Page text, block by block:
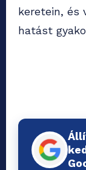
keretein, és
hatást